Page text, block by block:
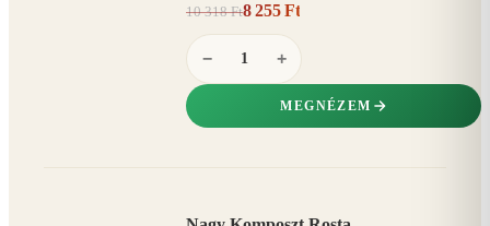
10 318 Ft8 255 Ft
− +
MEGNÉZEM